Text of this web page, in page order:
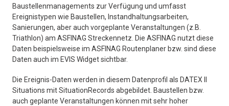
Baustellenmanagements zur Verfügung und umfasst
Ereignistypen wie Baustellen, Instandhaltungsarbeiten,
Sanierungen, aber auch vorgeplante Veranstaltungen (z.B.
Triathlon) am ASFINAG Streckennetz. Die ASFINAG nutzt diese
Daten beispielsweise im ASFINAG Routenplaner bzw. sind diese
Daten auch im EVIS Widget sichtbar.
Die Ereignis-Daten werden in diesem Datenprofil als DATEX II
Situations mit SituationRecords abgebildet. Baustellen bzw.
auch geplante Veranstaltungen können mit sehr hoher